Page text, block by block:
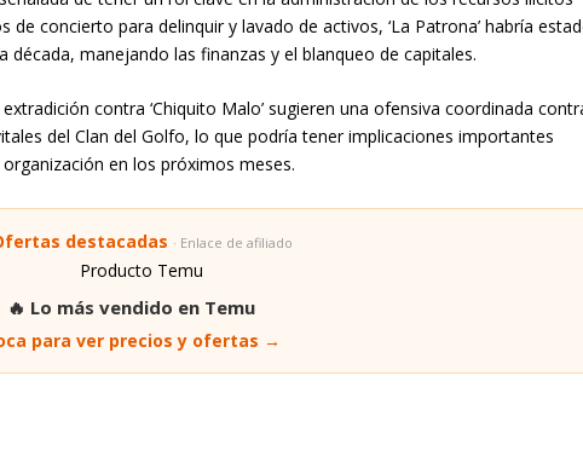
tensión en la política colombiana respecto a la narrativa del narcotráfico y
del apoyo del gobierno estadounidense a ciertos sectores recalca la
las drogas y las posibles repercusiones en el escenario político
UN GOLPE COMPLEMENTARIO
produce poco después de un golpe significativo a la estructura familiar
la Policía Nacional y la Fiscalía capturaron a Ingrid Paola Ávila Hernández,
señalada de tener un rol clave en la administración de los recursos ilícitos
de concierto para delinquir y lavado de activos, ‘La Patrona’ habría estado
manejando las finanzas y el blanqueo de capitales.